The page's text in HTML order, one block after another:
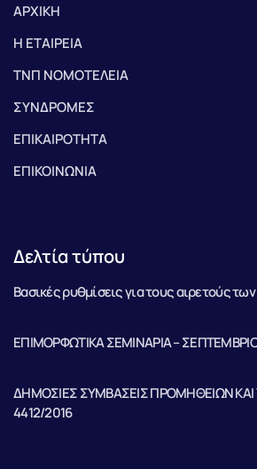
ΑΡΧΙΚΗ
Η ΕΤΑΙΡΕΙΑ
ΤΝΠ ΝΟΜΟΤΕΛΕΙΑ
ΣΥΝΔΡΟΜΕΣ
ΕΠΙΚΑΙΡΟΤΗΤΑ
ΕΠΙΚΟΙΝΩΝΙΑ
Δελτία τύπου
Βασικές ρυθμίσεις για τους αιρετούς
ΕΠΙΜΟΡΦΩΤΙΚΑ ΣΕΜΙΝΑΡΙΑ –
ΔΗΜΟΣΙΕΣ ΣΥΜΒΑΣΕΙΣ ΠΡΟΜΗΘΕΙΩΝ
4412/2016